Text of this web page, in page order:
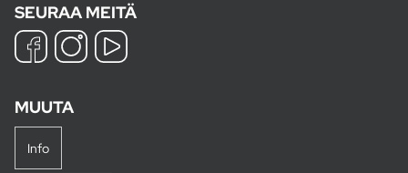
SEURAA MEITÄ
MUUTA
Info